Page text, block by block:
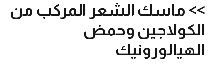
>> ماسك الشعر المركب من
الكولاجين وحمض
الهيالورونيك